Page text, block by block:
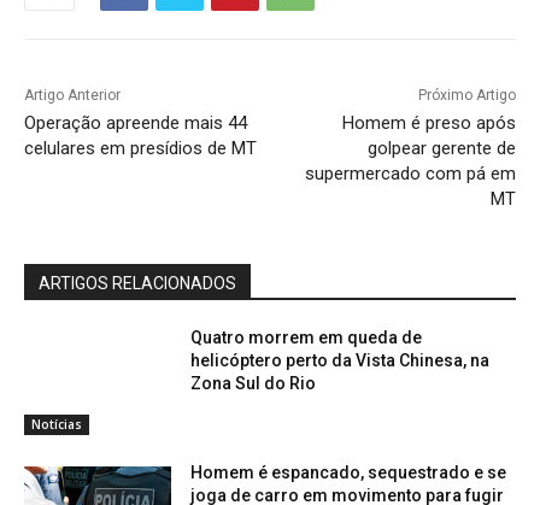
Artigo Anterior
Operação apreende mais 44
celulares em presídios de MT
Próximo Artigo
Homem é preso após
golpear gerente de
supermercado com pá em
MT
ARTIGOS RELACIONADOS
Notícias
Quatro morrem em queda de
helicóptero perto da Vista Chinesa, na
Zona Sul do Rio
Homem é espancado, sequestrado e se
joga de carro em movimento para fugir